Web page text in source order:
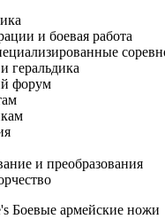
и боевая работа
геральдика
форум
и преобразования
Боевые армейские ножи